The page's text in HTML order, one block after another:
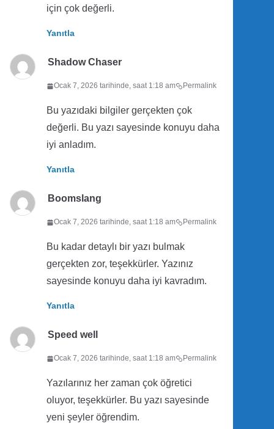
için çok değerli.
Yanıtla
Shadow Chaser
Ocak 7, 2026 tarihinde, saat 1:18 am Permalink
Bu yazıdaki bilgiler gerçekten çok
değerli. Bu yazı sayesinde konuyu daha
iyi anladım.
Yanıtla
Boomslang
Ocak 7, 2026 tarihinde, saat 1:18 am Permalink
Bu kadar detaylı bir yazı bulmak
gerçekten zor, teşekkürler. Yazınız
sayesinde konuyu daha iyi kavradım.
Yanıtla
Speed well
Ocak 7, 2026 tarihinde, saat 1:18 am Permalink
Yazılarınız her zaman çok öğretici
oluyor, teşekkürler. Bu yazı sayesinde
yeni şeyler öğrendim.